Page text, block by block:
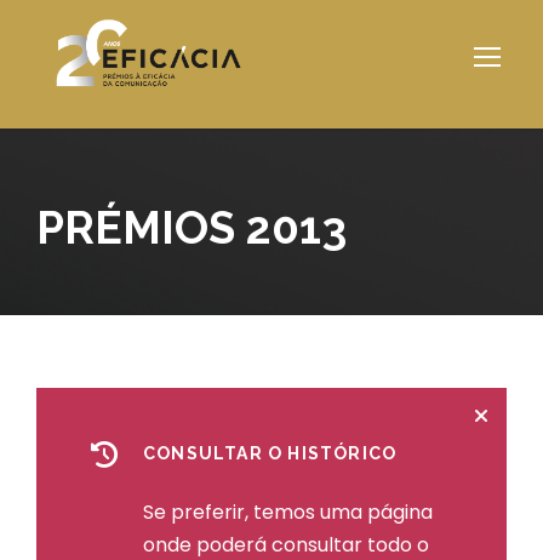
PRÉMIOS 2013
CONSULTAR O HISTÓRICO
Se preferir, temos uma página
onde poderá consultar todo o